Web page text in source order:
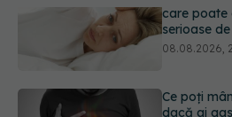
Ce poți
dacă ai